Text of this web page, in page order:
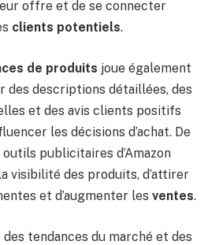
offre et de se connecter
clients potentiels.
de produits joue également
des descriptions détaillées, des
et des avis clients positifs
les décisions d’achat. De
publicitaires d’Amazon
visibilité des produits, d’attirer
et d’augmenter les ventes.
des tendances du marché et des